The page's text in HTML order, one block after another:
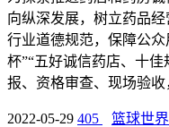
向纵深发展，树立药品
行业道德规范，保障公
杯”“五好诚信药店、十
报、资格审查、现场验收
2022-05-29 405 篮球世